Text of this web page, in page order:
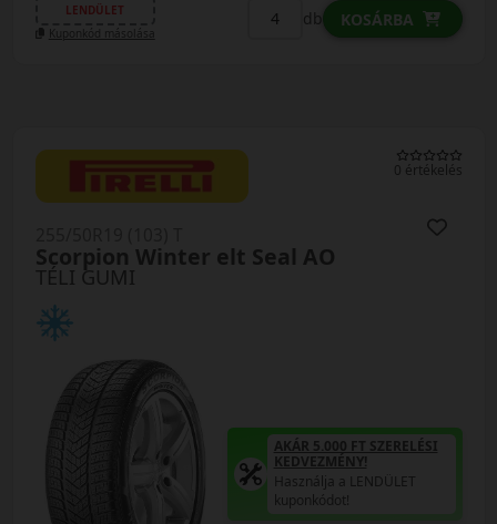
LENDÜLET
Kuponkód másolása
db KOSÁRBA
0 értékelés
TÉLI GUMI
Scorpion Winter elt Seal AO
AKÁR 5.000 FT SZERELÉSI
KEDVEZMÉNY!
Használja a LENDÜLET
kuponkódot!